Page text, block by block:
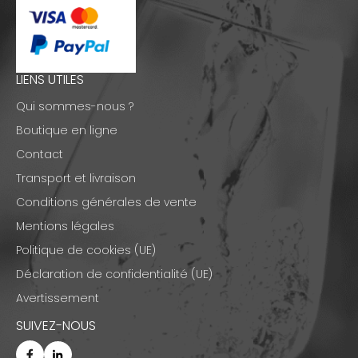
LIENS UTILES
Qui sommes-nous ?
Boutique en ligne
Contact
Transport et livraison
Conditions générales de vente
Mentions légales
Politique de cookies (UE)
Déclaration de confidentialité (UE)
Avertissement
SUIVEZ-NOUS